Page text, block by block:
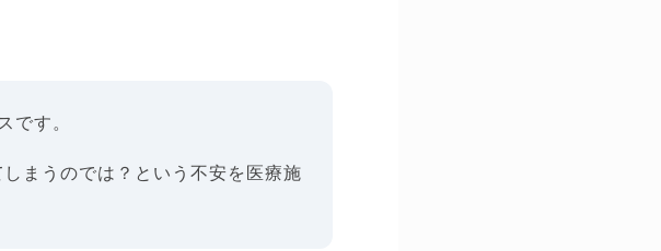
です。
まうのでは？という不安を医療施